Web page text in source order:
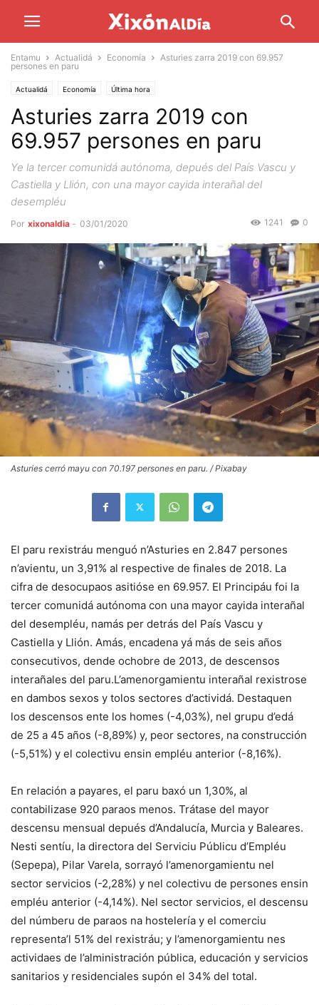
Entamu Actualidá Economía
Asturies zarra 2019 con 69.957
persones en paru
Actualidá Economía Última hora
Asturies zarra 2019 con
69.957 persones en paru
Ye la tercer comunidá autónoma, depués del País Vascu y
Castiella y Llión, con una mayor cayida interañal del
desempléu
Por xixonaldia - 03/01/2020 0
1241
Asturies cerró mayu con 70.197 persones en paru. / Pixabay
El paru rexistráu menguó n’Asturies en 2.847 persones
n’avientu, un 3,91% al respective de finales de 2018. La
cifra de desocupaos asitióse en 69.957. El Principáu foi la
tercer comunidá autónoma con una mayor cayida interañal
del desempléu, namás per detrás del País Vascu y
Castiella y Llión. Amás, encadena yá más de seis años
consecutivos, dende ochobre de 2013, de descensos
interañales del paru.L’amenorgamientu interañal rexistrose
en dambos sexos y tolos sectores d’actividá. Destaquen
los descensos ente los homes (-4,03%), nel grupu d’edá
de 25 a 45 años (-8,89%) y, peor sectores, na construcción
(-5,51%) y el colectivu ensin empléu anterior (-8,16%).
En relación a payares, el paru baxó un 1,30%, al
contabilizase 920 paraos menos. Trátase del mayor
descensu mensual depués d’Andalucía, Murcia y Baleares.
Nesti sentíu, la directora del Serviciu Públicu d’Empléu
(Sepepa), Pilar Varela, sorrayó l’amenorgamientu nel
sector servicios (-2,28%) y nel colectivu de persones ensin
empléu anterior (-4,14%). Nel sector servicios, el descensu
del númberu de paraos na hostelería y el comerciu
representa’l 51% del rexistráu; y l’amenorgamientu nes
actividaes de l’alministración pública, educación y servicios
sanitarios y residenciales supón el 34% del total.